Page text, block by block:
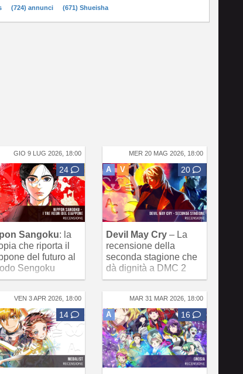
(724) annunci (671) Shueisha
GIO 9 LUG 2026, 18:00
24
Sangoku: la
che riporta il
del futuro al
Sengoku
MER 20 MAG 2026, 18:00
A V 20
Devil May Cry– La
recensione della
seconda stagione che
dà dignità a DMC 2
VEN 3 APR 2026, 18:00
14
MAR 31 MAR 2026, 18:00
A 16